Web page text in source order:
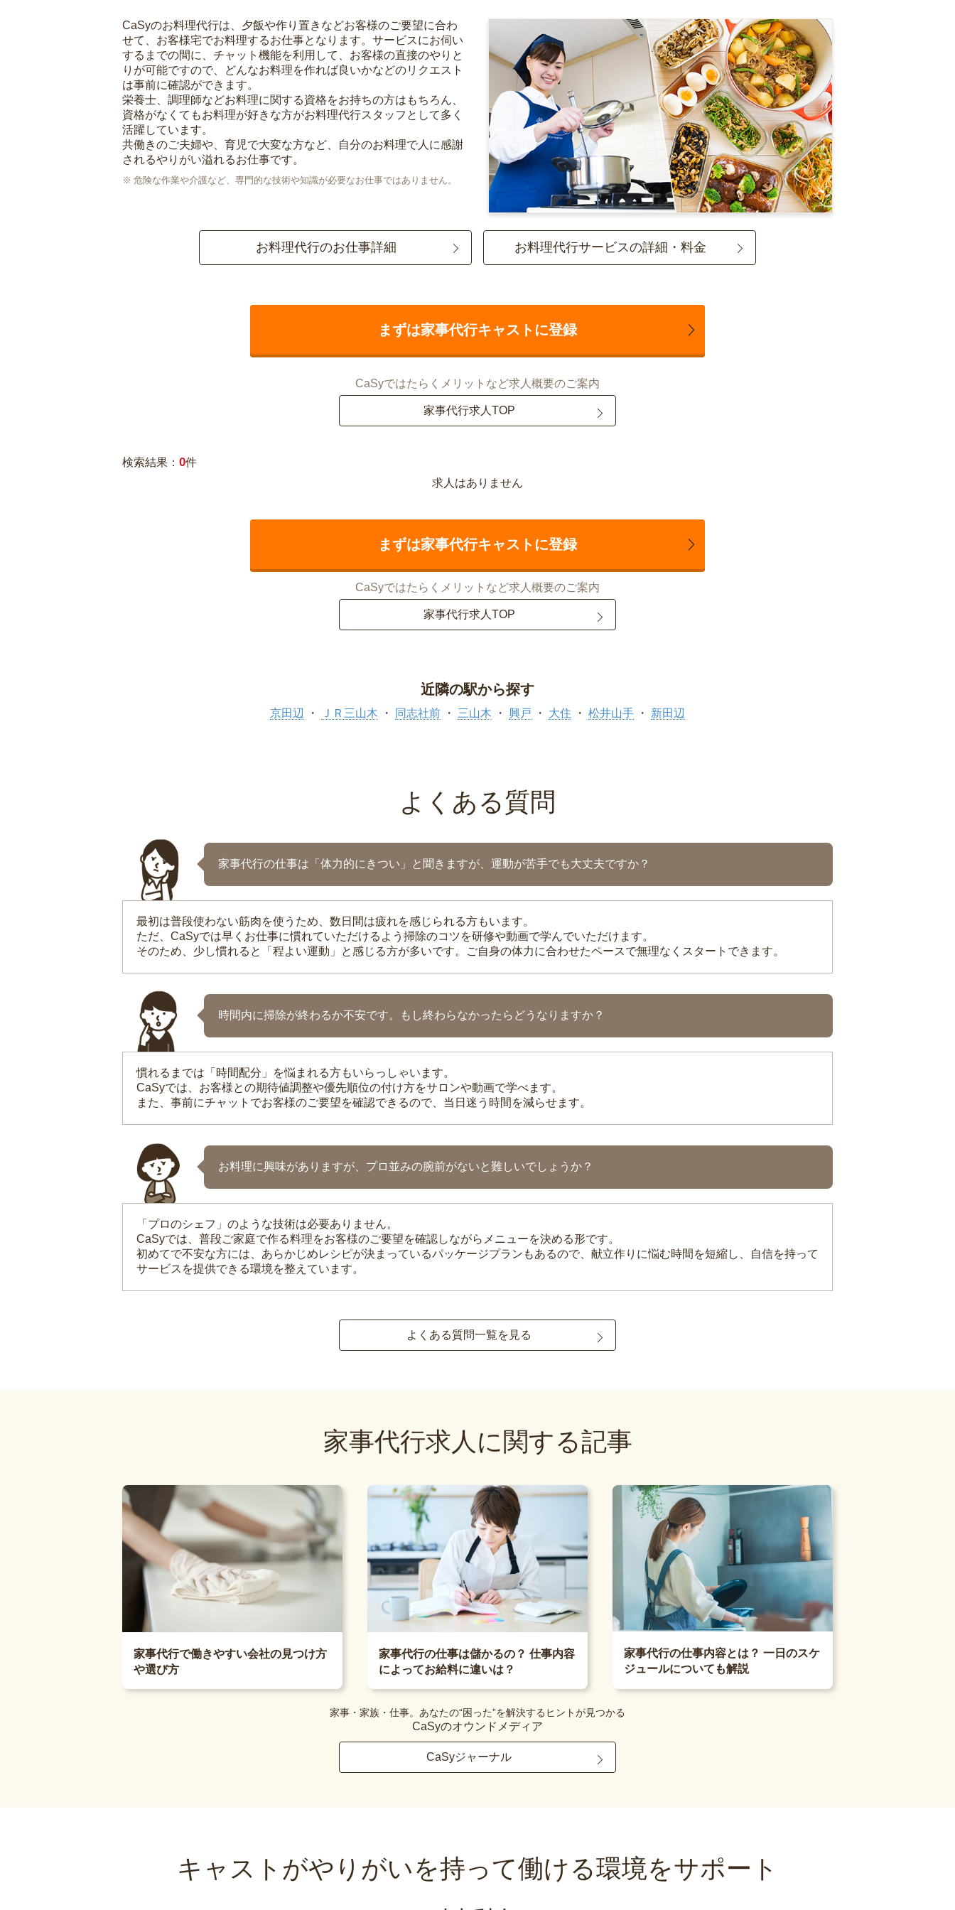
CaSyのお料理代行は、夕飯や作り置きなどお客様のご要望に合わ
せて、お客様宅でお料理するお仕事となります。サービスにお伺い
するまでの間に、チャット機能を利用して、お客様の直接のやりと
りが可能ですので、どんなお料理を作れば良いかなどのリクエスト
は事前に確認ができます。
栄養士、調理師などお料理に関する資格をお持ちの方はもちろん、
資格がなくてもお料理が好きな方がお料理代行スタッフとして多く
活躍しています。
共働きのご夫婦や、育児で大変な方など、自分のお料理で人に感謝
されるやりがい溢れるお仕事です。
危険な作業や介護など、専門的な技術や知識が必要なお仕事ではありません。
お料理代行のお仕事詳細 お料理代行サービスの詳細・料金
まずは家事代行キャストに登録
CaSyではたらくメリットなど求人概要のご案内
家事代行求人TOP
検索結果： 0件
求人はありません
まずは家事代行キャストに登録
CaSyではたらくメリットなど求人概要のご案内
家事代行求人TOP
近隣の駅から探す
京田辺 ＪＲ三山木 同志社前 三山木 興戸 大住 松井山手 新田辺
よくある質問
家事代行の仕事は「体力的にきつい」と聞きますが、運動が苦手でも大丈夫ですか？
最初は普段使わない筋肉を使うため、数日間は疲れを感じられる方もいます。
ただ、CaSyでは早くお仕事に慣れていただけるよう掃除のコツを研修や動画で学んでいただけます。
そのため、少し慣れると「程よい運動」と感じる方が多いです。ご自身の体力に合わせたペースで無理なくスタートできます。
時間内に掃除が終わるか不安です。もし終わらなかったらどうなりますか？
慣れるまでは「時間配分」を悩まれる方もいらっしゃいます。
CaSyでは、お客様との期待値調整や優先順位の付け方をサロンや動画で学べます。
また、事前にチャットでお客様のご要望を確認できるので、当日迷う時間を減らせます。
お料理に興味がありますが、プロ並みの腕前がないと難しいでしょうか？
「プロのシェフ」のような技術は必要ありません。
CaSyでは、普段ご家庭で作る料理をお客様のご要望を確認しながらメニューを決める形です。
初めてで不安な方には、あらかじめレシピが決まっているパッケージプランもあるので、献立作りに悩む時間を短縮し、自信を持って
サービスを提供できる環境を整えています。
よくある質問一覧を見る
家事代行求人に関する記事
家事代行で働きやすい会社の見つけ方
や選び方
家事代行の仕事は儲かるの？ 仕事内容
によってお給料に違いは？
家事代行の仕事内容とは？ 一日のスケ
ジュールについても解説
家事・家族・仕事。あなたの“困った”を解決するヒントが見つかる
CaSyのオウンドメディア
CaSyジャーナル
キャストがやりがいを持って働ける環境をサポート